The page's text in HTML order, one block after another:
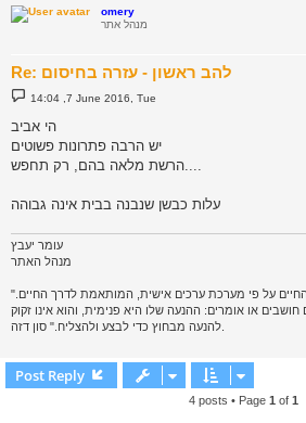
omery
מנהל אתר
Re: להב ראשון - עזרה בחיסום
P
o
t
14:04 ,7 June 2016, Tue
הי אביב
יש הרבה פתרונות פשוטים
עלות כבשן שנבנה בבית אינה גבוהה
עומר יעבץ
מנהל האתר
"מנהיגות, פירושה קודם כל, ניהול החיים על פי מערכת ערכים אישית, המותאמת לדרך החיים.
או אומרים: ההנעה שלו היא פנימית, והוא אינו זקוק
Post Reply
4 posts • Page 1 of 1